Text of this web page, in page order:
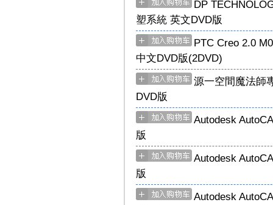
DP
塑系統 英文DVD版
PTC Creo 2.0
中文DVD版(2DVD)
源一空間魔法師
DVD版
Autodesk
版
Autodesk
版
Autodesk